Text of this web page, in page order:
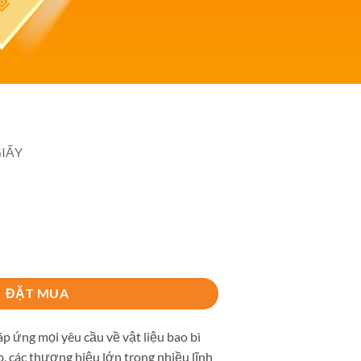
ĐẶT MUA
ứng mọi yêu cầu về vật liệu bao bì
các thương hiệu lớn trong nhiều lĩnh